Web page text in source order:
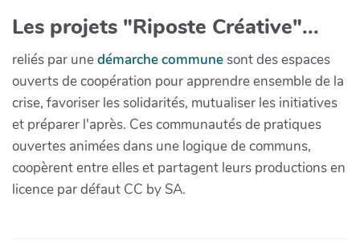
Les projets "Riposte Créative"...
reliés par unedémarche communesont des espaces
ouverts de coopération pour apprendre ensemble de la
crise, favoriser les solidarités, mutualiser les initiatives
et préparer l'après. Ces communautés de pratiques
ouvertes animées dans une logique de communs,
coopèrent entre elles et partagent leurs productions en
licence par défaut CC by SA.